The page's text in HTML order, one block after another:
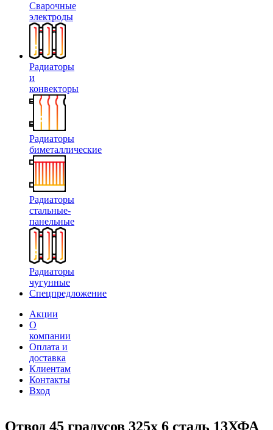
Сварочные
электроды
Радиаторы
и
конвекторы
Радиаторы
биметаллические
Радиаторы
стальные-
панельные
Радиаторы
чугунные
Спецпредложение
Акции
О
компании
Оплата и
доставка
Клиентам
Контакты
Вход
Отвод 45 градусов 325х 6 сталь 13ХФА